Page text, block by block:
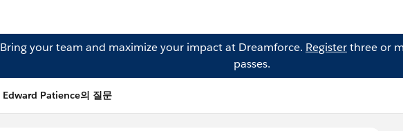
Bring your team and maximize your impact at Dreamforce. Registerthree or
passes.
Edward Patience의 질문